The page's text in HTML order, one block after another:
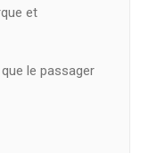
et
le passager